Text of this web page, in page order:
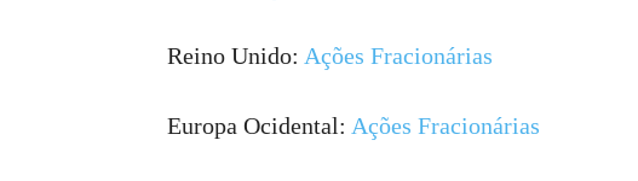
Reino Unido: Ações Fracionárias
Europa Ocidental: Ações Fracionárias